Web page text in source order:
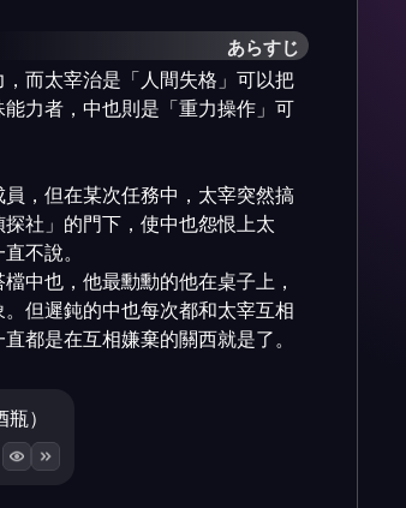
あらすじ
而太宰治是「人間失格」可以把
力者，中也則是「重力操作」可
，但在某次任務中，太宰突然搞
社」的門下，使中也怨恨上太
不說。
中也，他最勳勳的他在桌子上，
但遲鈍的中也每次都和太宰互相
都是在互相嫌棄的關西就是了。
）